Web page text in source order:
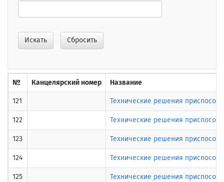
Искать Сбросить
№ Канцелярский номер Название
121 Технические решения
122 Технические решения
123 Технические решения
124 Технические решения
125 Технические решения